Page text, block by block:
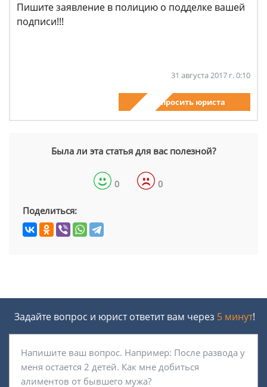
Пишите заявление в полицию о подделке вашей
подписи!!!
31 августа 2017 г. 0:10
Спросить юриста
Была ли эта статья для вас полезной?
0 0
Поделиться:
Задайте вопрос и юрист ответит вам через 5 минут!